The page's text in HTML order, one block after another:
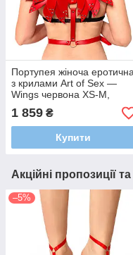
Портупея жіноча еротична
з крилами Art of Sex —
Wings червона XS-M,
1 859 ₴
Купити
Акційні пропозиції
–5%